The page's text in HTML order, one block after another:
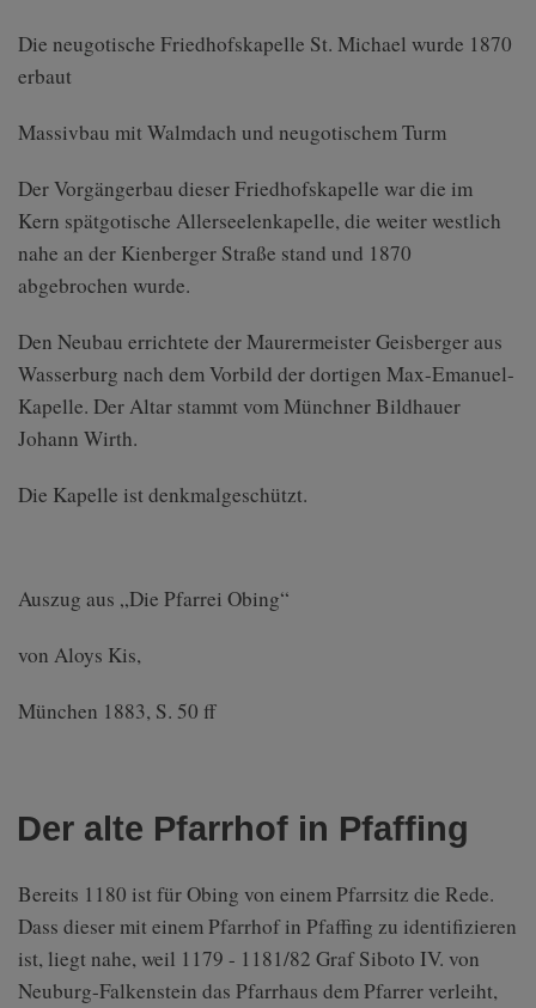
Die neugotische Friedhofskapelle St. Michael wurde 1870
erbaut
Massivbau mit Walmdach und neugotischem Turm
Der Vorgängerbau dieser Friedhofskapelle war die im
Kern spätgotische Allerseelenkapelle, die weiter westlich
nahe an der Kienberger Straße stand und 1870
abgebrochen wurde.
Den Neubau errichtete der Maurermeister Geisberger aus
Wasserburg nach dem Vorbild der dortigen Max-Emanuel-
Kapelle. Der Altar stammt vom Münchner Bildhauer
Johann Wirth.
Die Kapelle ist denkmalgeschützt.
Auszug aus „Die Pfarrei Obing“
von Aloys Kis,
München 1883, S. 50 ff
Der alte Pfarrhof in Pfaffing
Bereits 1180 ist für Obing von einem Pfarrsitz die Rede.
Dass dieser mit einem Pfarrhof in Pfaffing zu identifizieren
ist, liegt nahe, weil 1179 - 1181/82 Graf Siboto IV. von
Neuburg-Falkenstein das Pfarrhaus dem Pfarrer verleiht,